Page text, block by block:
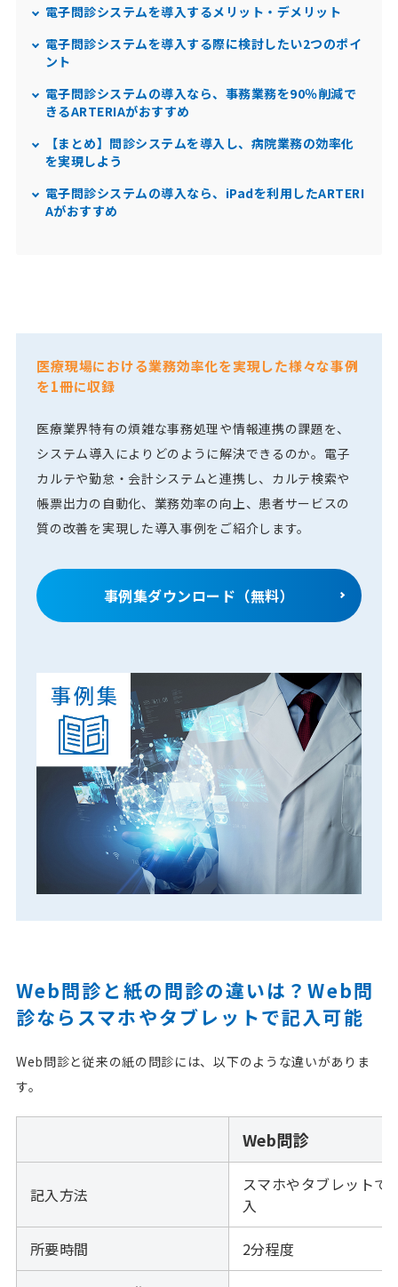
電子問診システムを導入するメリット・デメリット
電子問診システムを導入する際に検討したい2つのポイ
ント
電子問診システムの導入なら、事務業務を90％削減で
きるARTERIAがおすすめ
【まとめ】問診システムを導入し、病院業務の効率化
を実現しよう
電子問診システムの導入なら、iPadを利用したARTERI
Aがおすすめ
医療現場における業務効率化を実現した様々な事例
を1冊に収録
医療業界特有の煩雑な事務処理や情報連携の課題を、
システム導入によりどのように解決できるのか。電子
カルテや勤怠・会計システムと連携し、カルテ検索や
帳票出力の自動化、業務効率の向上、患者サービスの
質の改善を実現した導入事例をご紹介します。
事例集ダウンロード（無料）
Web問診と紙の問診の違いは？Web問
診ならスマホやタブレットで記入可能
Web問診と従来の紙の問診には、以下のような違いがありま
す。
Web問診
記入方法
スマホやタブレットで
入
所要時間 2分程度